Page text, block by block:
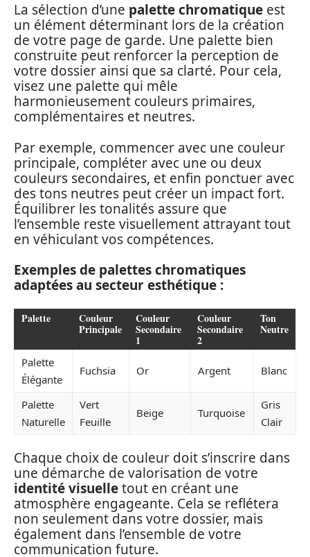
La sélection d’une palette chromatique est
un élément déterminant lors de la création
de votre page de garde. Une palette bien
construite peut renforcer la perception de
votre dossier ainsi que sa clarté. Pour cela,
visez une palette qui mêle
harmonieusement couleurs primaires,
complémentaires et neutres.
Par exemple, commencer avec une couleur
principale, compléter avec une ou deux
couleurs secondaires, et enfin ponctuer avec
des tons neutres peut créer un impact fort.
Équilibrer les tonalités assure que
l’ensemble reste visuellement attrayant tout
en véhiculant vos compétences.
Exemples de palettes chromatiques
adaptées au secteur esthétique :
Palette Couleur
Principale
Couleur
Secondaire
1
Couleur
Secondaire
2
Ton
Neutre
Palette
Élégante
Fuchsia Or Argent Blanc
Palette
Naturelle
Vert
Feuille
Beige Turquoise
Gris
Clair
Chaque choix de couleur doit s’inscrire dans
une démarche de valorisation de votre
identité visuelletout en créant une
atmosphère engageante. Cela se reflétera
non seulement dans votre dossier, mais
également dans l’ensemble de votre
communication future.